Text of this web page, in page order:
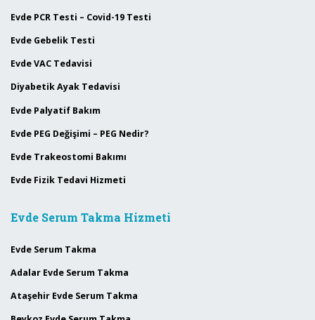
Evde PCR Testi – Covid-19 Testi
Evde Gebelik Testi
Evde VAC Tedavisi
Diyabetik Ayak Tedavisi
Evde Palyatif Bakım
Evde PEG Değişimi – PEG Nedir?
Evde Trakeostomi Bakımı
Evde Fizik Tedavi Hizmeti
Evde Serum Takma Hizmeti
Evde Serum Takma
Adalar Evde Serum Takma
Ataşehir Evde Serum Takma